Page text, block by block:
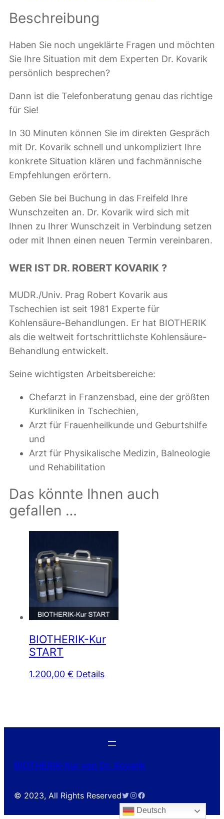
o
b
e
r
t
u
n
g
m
i
D
r
.
K
v
r
k
M
e
g
Beschreibung
Haben Sie noch ungeklärte Fragen und möchten
Sie Ihre Situation mit dem Experten Dr. Kovarik
persönlich besprechen?
Dann ist die Telefonberatung genau das richtige
für Sie!
In 30 Minuten können Sie im direkten Gespräch
mit Dr. Kovarik schnell und unkompliziert Ihre
konkrete Situation klären und fachmännische
Empfehlungen erörtern.
Geben Sie bei Buchung in das Freifeld Ihre
Wunschzeiten an. Dr. Kovarik wird sich mit
Ihnen zu Ihrer Wunschzeit in Verbindung setzen
oder mit Ihnen einen neuen Termin vereinbaren.
WER IST DR. ROBERT KOVARIK ?
MUDR./Univ. Prag Robert Kovarik aus
Tschechien ist seit 1981 Experte für
Kohlensäure-Behandlungen. Er hat BIOTHERIK
als die weltweit fortschrittlichste Kohlensäure-
Behandlung entwickelt.
Seine wichtigsten Arbeitsbereiche:
Chefarzt in Franzensbad, eine der größten
Kurkliniken in Tschechien,
Arzt für Frauenheilkunde und Geburtshilfe
und
Arzt für Physikalische Medizin, Balneologie
und Rehabilitation
Das könnte Ihnen auch
gefallen …
BIOTHERIK-Kur
START
1.200,00 € Details
BIOTHERIK-Kur von Dr. Kovarik
© 2023, All Rights ReservedTwitter
Instagram
Facebook
Deutsch